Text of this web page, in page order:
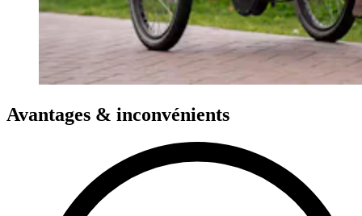
Avantages & inconvénients